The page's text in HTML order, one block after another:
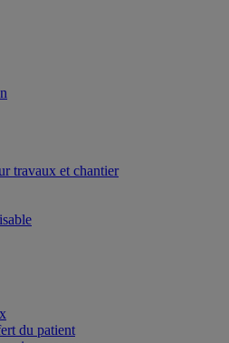
travaux et chantier
du patient